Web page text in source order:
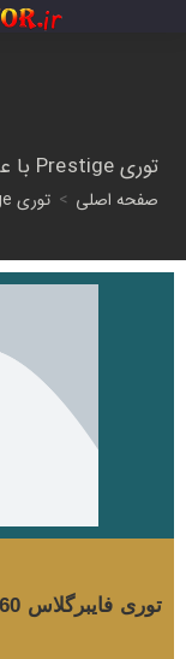
توری Prestige با عرض 200
صفحه اصلی > توری Prestige با عرض 200
توری فایبرگلاس 60 گرمی 2*1 (200 سانت) Prestige